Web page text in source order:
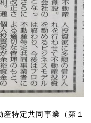
特定共同事業（第１